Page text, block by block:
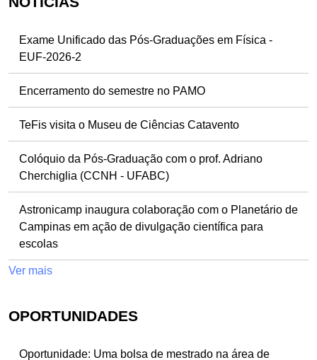
Exame Unificado das Pós-Graduações em Física -
EUF-2026-2
Encerramento do semestre no PAMO
TeFis visita o Museu de Ciências Catavento
Colóquio da Pós-Graduação com o prof. Adriano
Cherchiglia (CCNH - UFABC)
Astronicamp inaugura colaboração com o Planetário de
Campinas em ação de divulgação científica para
escolas
Ver mais
OPORTUNIDADES
Oportunidade: Uma bolsa de mestrado na área de